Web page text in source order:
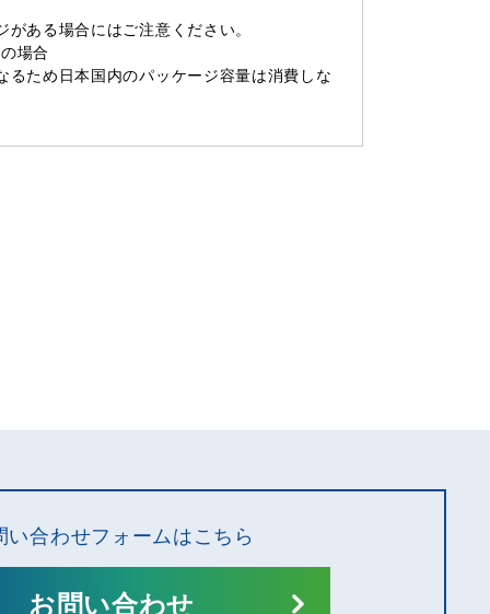
ある場合にはご注意ください。
場合
ため日本国内のパッケージ容量は消費しな
い合わせフォームはこちら
お問い合わせ